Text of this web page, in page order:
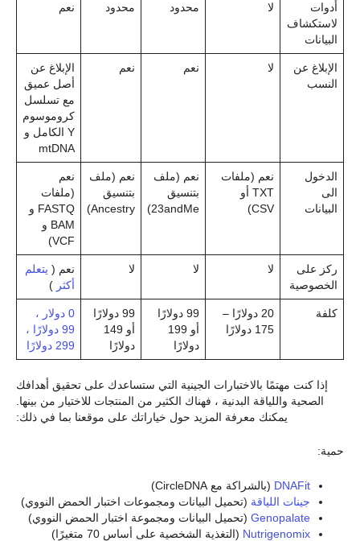
أدوات
لاستكشاف
البيانات
لا محدود محدود نعم
الإبلاغ عن
النسب
لا نعم نعم
الإبلاغ عن
أصل عميق
مع تسلسل
كروموسوم
Y الكامل و
mtDNA
الدخول
الى
البيانات
نعم (ملفات
TXT أو
CSV)
نعم (ملف
بتنسيق
23andMe)
نعم (ملف
بتنسيق
Ancestry)
نعم
(ملفات
FASTQ و
BAM و
VCF)
ركز على
الخصوصية
لا لا لا نعم ( يتعلم
أكثر )
كلفة
20 دولارًا –
175 دولارًا
99 دولارًا
أو 199
دولارًا
99 دولارًا
أو 149
دولارًا
0 دولار ،
99 دولارًا ،
299 دولارًا
إذا كنت مهتمًا بالاختبارات الجينية التي ستساعدك على تحقيق أهدافك
الصحية واللياقة البدنية ، فهناك الكثير من المنتجات للاختيار من بينها.
يمكنك معرفة المزيد حول خياراتك على موقعنا بما في ذلك:
حمية:
DNAFit (بالشراكة مع CircleDNA)
جينات اللياقة (تحميل البيانات ومجموعات اختبار الحمض النووي)
Genopalate (تحميل البيانات ومجموعة اختبار الحمض النووي)
Nutrigenomix (التغذية الشخصية على أساس 70 متغيرًا)